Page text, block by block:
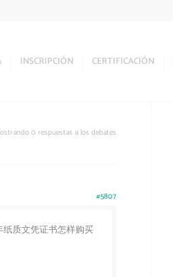
INSCRIPCIÓN CERTIFICACIÓN
0 respuestas a los debates
#5807
质文凭证书怎样购买